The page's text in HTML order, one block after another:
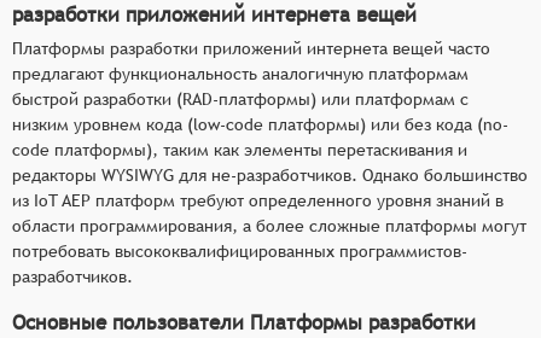
разработки приложений интернета вещей
Платформы разработки приложений интернета вещей часто
предлагают функциональность аналогичную платформам
быстрой разработки (RAD-платформы) или платформам с
низким уровнем кода (low-code платформы) или без кода (no-
code платформы), таким как элементы перетаскивания и
редакторы WYSIWYG для не-разработчиков. Однако большинство
из IoT AEP платформ требуют определенного уровня знаний в
области программирования, а более сложные платформы могут
потребовать высококвалифицированных программистов-
разработчиков.
Основные пользователи Платформы разработки